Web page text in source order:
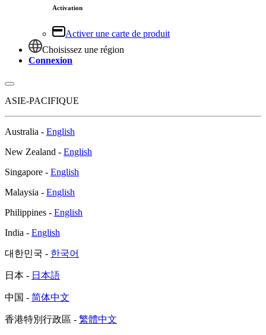
Activation
Activer une carte de produit
Choisissez une région
Connexion
ASIE-PACIFIQUE
Australia - English
New Zealand - English
Singapore - English
Malaysia - English
Philippines - English
India - English
대한민국 - 한국어
日本 - 日本語
中国 - 简体中文
香港特別行政區 - 繁體中文